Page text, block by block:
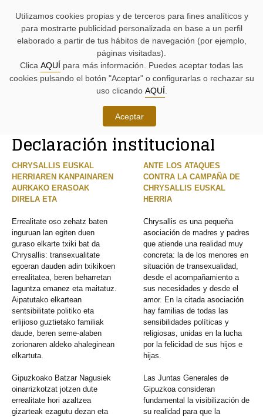
NAVEGACIÓN:
contenido.
parlamentaria.
parlamentarias.
MENÚS
PRINCIPAL
ACCESO
PÁGINA
ACTUAL
CONTENIDO
PRINCIPAL
DE
LA
PÁGINA
Declaración institucional
CHRYSALLIS EUSKAL
HERRIAREN KANPAINAREN
AURKAKO ERASOAK
DIRELA ETA
ANTE LOS ATAQUES
CONTRA LA CAMPAÑA DE
CHRYSALLIS EUSKAL
HERRIA
Errealitate oso zehatz baten
inguruan lan egiten duen
guraso elkarte txiki bat da
Chrysallis: transexualitate
egoeran dauden adin txikikoen
errealitatea, beren beharretan
laguntza emanez eta maitatuz.
Aipatutako elkartean
sentsibilitate politiko eta
erlijioso guztietako familiak
daude, beren seme-alaben
zorionaren aldeko ahaleginean
elkartuta.
Chrysallis es una pequeña
asociación de madres y padres
que atiende una realidad muy
concreta: la de los menores en
situación de transexualidad,
desde el acompañamiento a
sus necesidades y desde el
amor. En la citada asociación
hay familias de todas las
sensibilidades políticas y
religiosas, unidas en la lucha
por la felicidad de sus hijos e
hijas.
Gipuzkoako Batzar Nagusiek
oinarrizkotzat jotzen dute
errealitate hori azaltzea
gizarteak ezagutu dezan eta
Las Juntas Generales de
Gipuzkoa consideran
fundamental la visibilización de
su realidad para que la
Utilizamos cookies propias y de terceros para fines analíticos y
para mostrarte publicidad personalizada en base a un perfil
elaborado a partir de tus hábitos de navegación (por ejemplo,
páginas visitadas).
Clica AQUÍ para más información. Puedes aceptar todas las
cookies pulsando el botón "Aceptar" o configurarlas o rechazar su
uso clicando AQUÍ
Aceptar